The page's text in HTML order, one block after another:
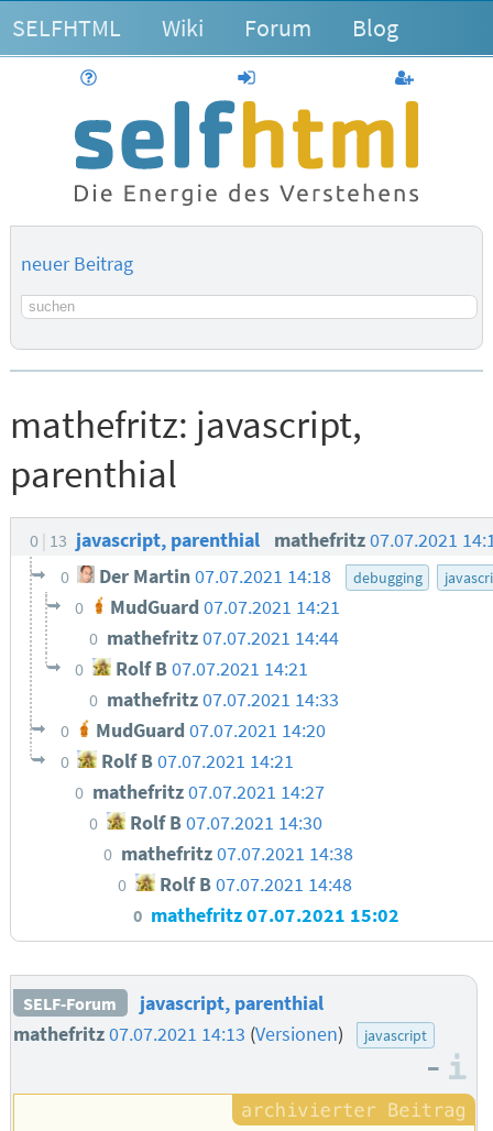
SELFHTML Wiki Forum Blog
anmelden
neuer Beitrag
Suchbegriff
mathefritz: javascript,
parenthial
0 13 javascript, parenthial mathefritz07.07.2021
0 Der Martin07.07.2021 14:18 debugging
0 MudGuard 07.07.2021 14:21
0 mathefritz07.07.2021 14:44
0 Rolf B07.07.2021 14:21
0 mathefritz07.07.2021 14:33
0 MudGuard 07.07.2021 14:20
0 Rolf B07.07.2021 14:21
0 mathefritz07.07.2021 14:27
0 Rolf B 07.07.2021 14:30
0 mathefritz07.07.2021 14:38
0 Rolf B07.07.2021 14:48
0 mathefritz07.07.2021 15:02
SELF-Forum
javascript, parenthial
mathefritz07.07.2021 14:13 (Versionen) javascript
–